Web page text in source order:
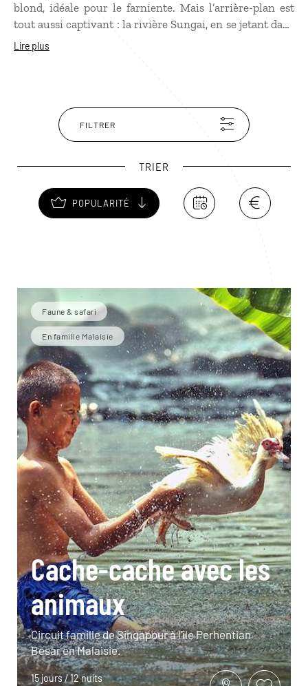
blond, idéale pour le farniente. Mais l’arrière-plan est
tout aussi captivant : la rivière Sungai, en se jetant dans
la baie, forme une mangrove sauvage où l’on se glisse
branches. Pourtant, le vrai charme de Cherating tient
aussi à son atmosphère très “cool”, que l’on découvre au
hasard des bars fréquentés par d’anciens baba-cools, des
Lire plus
FILTRER
TRIER
POPULARITÉ
Faune & safari
En famille Malaisie
Cache-cache avec les
animaux
Circuit famille de Singapour à l’île Perhentian
Besar en Malaisie.
15 jours / 12 nuits